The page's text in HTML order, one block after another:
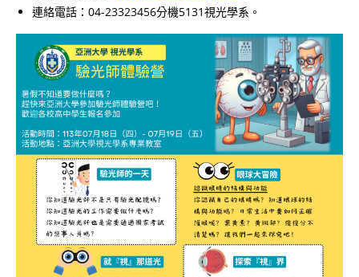
連絡電話：04-23323456分機5131視光學系。